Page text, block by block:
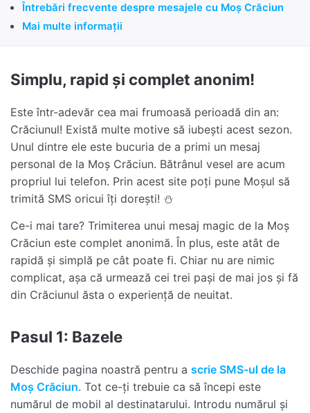
Întrebări frecvente despre mesajele cu Moș Crăciun
Mai multe informații
Simplu, rapid și complet anonim!
Este într-adevăr cea mai frumoasă perioadă din an:
Crăciunul! Există multe motive să iubești acest sezon.
Unul dintre ele este bucuria de a primi un mesaj
personal de la Moș Crăciun. Bătrânul vesel are acum
propriul lui telefon. Prin acest site poți pune Moșul să
trimită SMS oricui îți dorești! ⛄
Ce-i mai tare? Trimiterea unui mesaj magic de la Moș
Crăciun este complet anonimă. În plus, este atât de
rapidă și simplă pe cât poate fi. Chiar nu are nimic
complicat, așa că urmează cei trei pași de mai jos și fă
din Crăciunul ăsta o experiență de neuitat.
Pasul 1: Bazele
Deschide pagina noastră pentru a scrie SMS-ul de la
Moș Crăciun. Tot ce-ți trebuie ca să începi este
numărul de mobil al destinatarului. Introdu numărul și